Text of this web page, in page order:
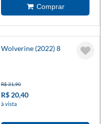
Wolverine (2022) 8
R$ 31,90
R$ 20,40
à vista